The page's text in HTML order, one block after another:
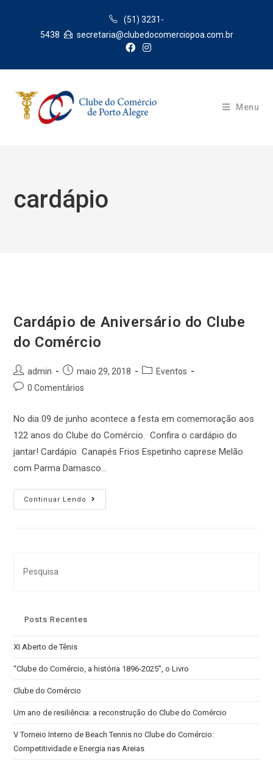
(51) 3231-
5438
secretaria@clubedocomerciopoa.com.br
Menu
cardápio
Cardápio de Aniversário do Clube
do Comércio
Post
author:
admin
Post
published:
maio 29, 2018
PostEventos
Post0 Comentários
No dia 09 de junho acontece a festa em comemoração aos
122 anos do Clube do Comércio. Confira o cardápio do
jantar! Cardápio Canapés Frios Espetinho caprese Melão
com Parma Damasco…
Continuar Lendo
de
for:
Posts Recentes
XI Aberto de Tênis
“Clube do Comércio, a história 1896-2025”, o Livro
Clube do Comércio
Um ano de resiliência: a reconstrução do Clube do Comércio
V Torneio Interno de Beach Tennis no Clube do Comércio:
Competitividade e Energia nas Areias